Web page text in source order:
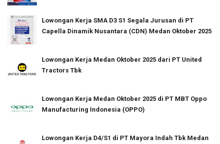
Lowongan Kerja SMA D3 S1 Segala Jurusan di PT
Capella Dinamik Nusantara (CDN) Medan Oktober 2025
Lowongan Kerja Medan Oktober 2025 dari PT United
Tractors Tbk
Lowongan Kerja Medan Oktober 2025 di PT MBT Oppo
Manufacturing Indonesia (OPPO)
Lowongan Kerja D4/S1 di PT Mayora Indah Tbk Medan